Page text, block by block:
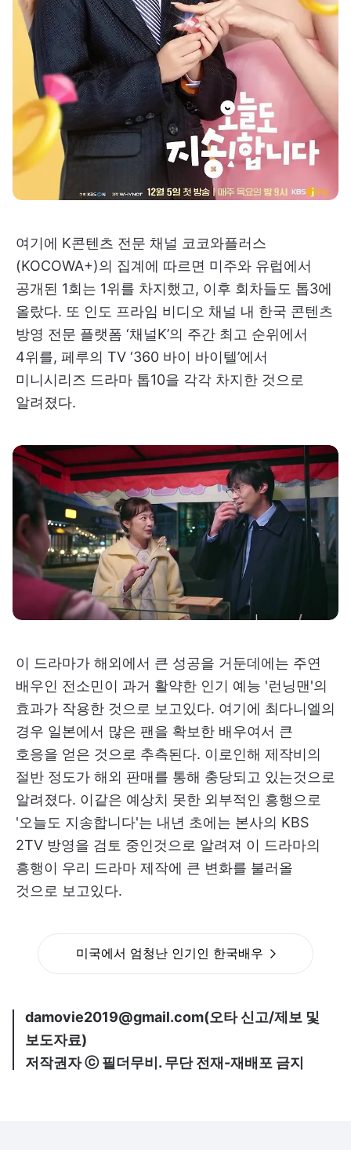
여기에 K콘텐츠 전문 채널 코코와플러스
(KOCOWA+)의 집계에 따르면 미주와 유럽에서
공개된 1회는 1위를 차지했고, 이후 회차들도 톱3에
올랐다. 또 인도 프라임 비디오 채널 내 한국 콘텐츠
방영 전문 플랫폼 ‘채널K’의 주간 최고 순위에서
4위를, 페루의 TV ‘360 바이 바이텔’에서
미니시리즈 드라마 톱10을 각각 차지한 것으로
알려졌다.
이 드라마가 해외에서 큰 성공을 거둔데에는 주연
배우인 전소민이 과거 활약한 인기 예능 '런닝맨'의
효과가 작용한 것으로 보고있다. 여기에 최다니엘의
경우 일본에서 많은 팬을 확보한 배우여서 큰
호응을 얻은 것으로 추측된다. 이로인해 제작비의
절반 정도가 해외 판매를 통해 충당되고 있는것으로
알려졌다. 이같은 예상치 못한 외부적인 흥행으로
'오늘도 지송합니다'는 내년 초에는 본사의 KBS
2TV 방영을 검토 중인것으로 알려져 이 드라마의
흥행이 우리 드라마 제작에 큰 변화를 불러올
것으로 보고있다.
미국에서 엄청난 인기인 한국배우
damovie2019@gmail.com(오타 신고/제보 및
보도자료)
저작권자 ⓒ 필더무비. 무단 전재-재배포 금지